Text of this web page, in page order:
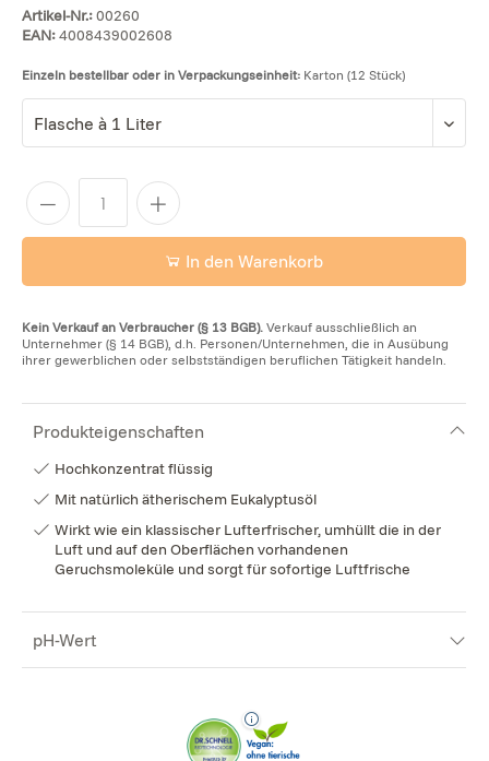
Artikel-Nr.:00260
EAN:4008439002608
Einzeln bestellbar oder in Verpackungseinheit: Karton (12 Stück)
In den Warenkorb
Kein Verkauf an Verbraucher (§ 13 BGB). Verkauf ausschließlich an
Unternehmer (§ 14 BGB), d.h. Personen/Unternehmen, die in Ausübung
ihrer gewerblichen oder selbstständigen beruflichen Tätigkeit handeln.
Produkteigenschaften
Hochkonzentrat flüssig
Mit natürlich ätherischem Eukalyptusöl
Wirkt wie ein klassischer Lufterfrischer, umhüllt die in der
Luft und auf den Oberflächen vorhandenen
Geruchsmoleküle und sorgt für sofortige Luftfrische
pH-Wert